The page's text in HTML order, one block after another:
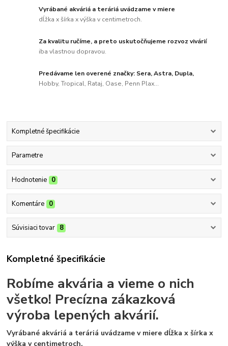
Vyrábané akváriá a teráriá uvádzame v miere
dĺžka x šírka x výška v centimetroch.
Za kvalitu ručíme, a preto uskutočňujeme rozvoz vivárií
iba vlastnou dopravou.
Predávame len overené značky: Sera, Astra, Dupla,
Hobby, Tropical, Rataj, Oase, Penn Plax...
Kompletné špecifikácie
Parametre
Hodnotenie 0
Komentáre 0
Súvisiaci tovar 8
Kompletné špecifikácie
Robíme akvária a vieme o nich
všetko! Precízna zákazková
výroba lepených akvárií.
Vyrábané akváriá a teráriá uvádzame v miere dĺžka x šírka x
výška v centimetroch.